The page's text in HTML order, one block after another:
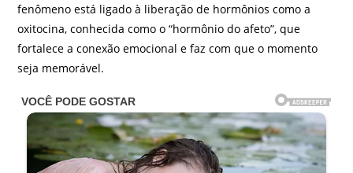
fenômeno está ligado à liberação de hormônios como a
oxitocina, conhecida como o “hormônio do afeto”, que
fortalece a conexão emocional e faz com que o momento
seja memorável.